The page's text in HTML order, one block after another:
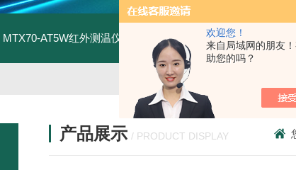
欢迎您！
来自局域网的朋友
助您的吗？
MTX70-AT5W红外测温仪MTX70-AT4W MTX70-AT4W红外线
产品展示 / PRODUCT DISPLAY